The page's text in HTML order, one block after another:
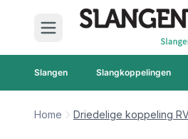
Ga naar de inhoud
Slangen Slangkoppelingen
Home Driedelige koppeling